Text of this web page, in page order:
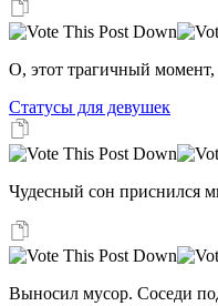
О, этот трагичный
Статусы для девушек
Чудесный сон приснился
Выносил мусор. Соседи